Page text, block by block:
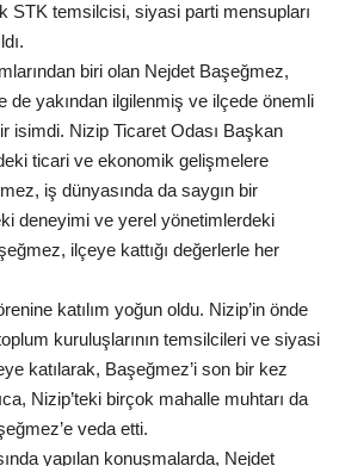
STK temsilcisi, siyasi parti mensupları
biri olan Nejdet Başeğmez,
de yakından ilgilenmiş ve ilçede önemli
isimdi. Nizip Ticaret Odası Başkan
ticari ve ekonomik gelişmelere
iş dünyasında da saygın bir
deneyimi ve yerel yönetimlerdeki
ilçeye kattığı değerlerle her
katılım yoğun oldu. Nizip’in önde
kuruluşlarının temsilcileri ve siyasi
katılarak, Başeğmez’i son bir kez
Nizip’teki birçok mahalle muhtarı da
veda etti.
yapılan konuşmalarda, Nejdet